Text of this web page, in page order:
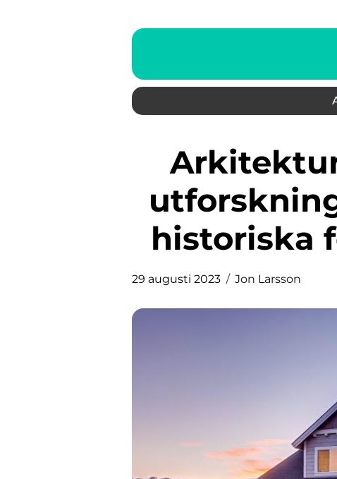
Arkitektur: En omfattande
historiska
29 augusti 2023 Jon Larsson